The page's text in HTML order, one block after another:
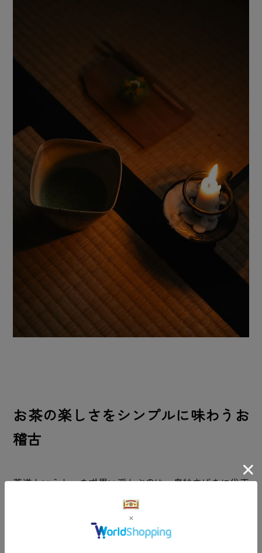
お茶の楽しさをシンプルに味わうお
稽古
茶道というと、まず思い浮かぶのは、帛紗さばきに代表
される繊細な所作や、静かな精神修養の世界かもしれま
せん。実際、伝統的な稽古では、立ち居振る舞いから道
具の扱い、そして「わび・さび」の心を深く学ぶ、時間